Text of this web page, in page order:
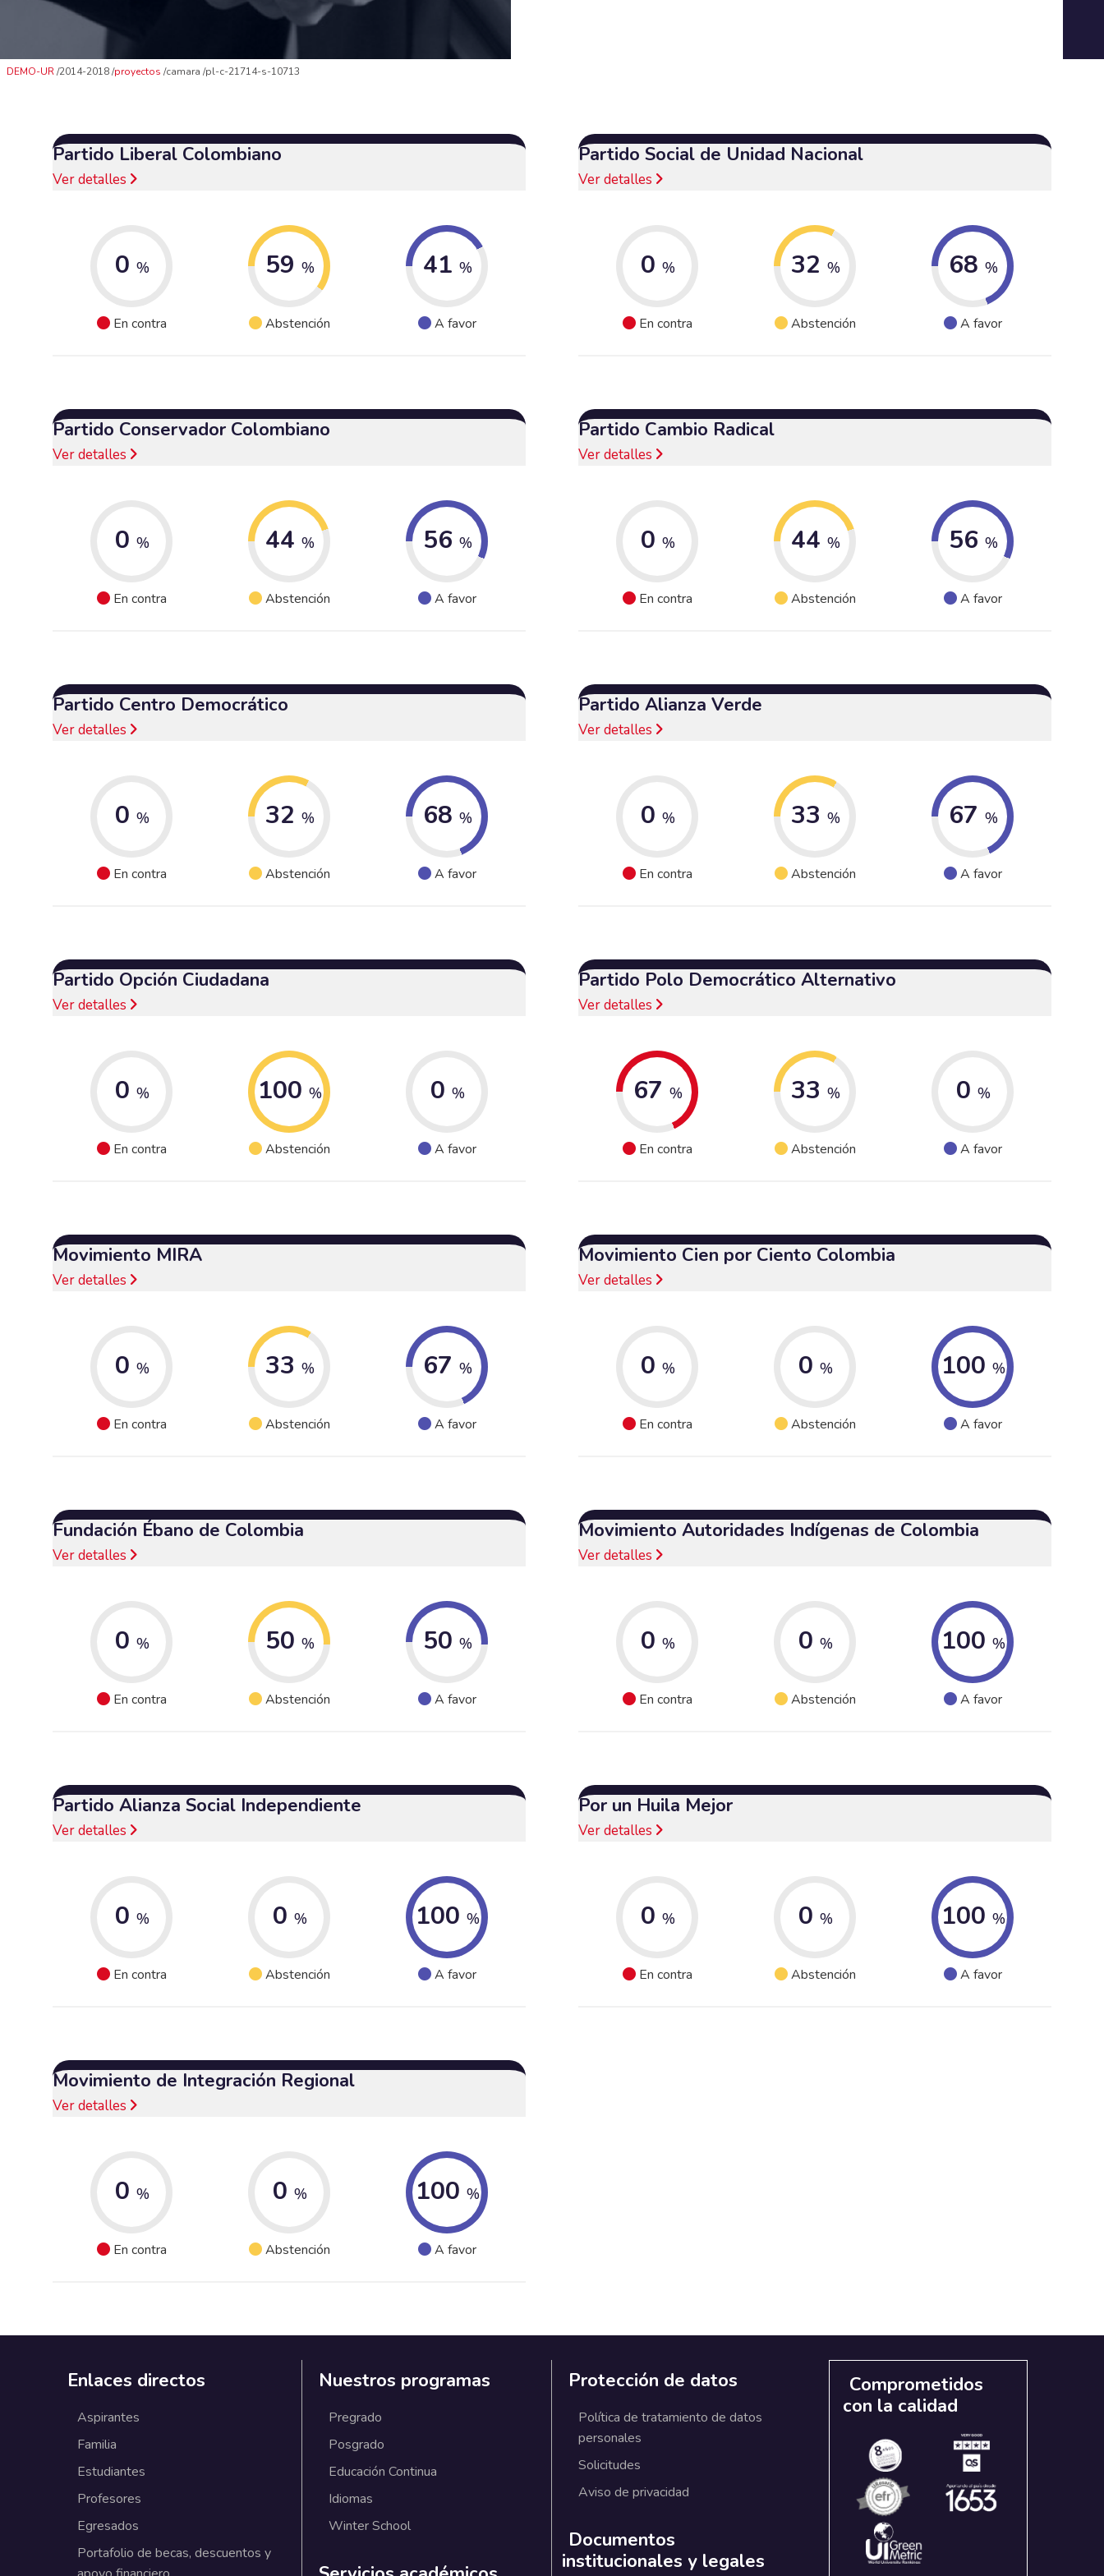
DEMO-UR 2014-2018 proyectos camara pl-c-21714-s-10713
Partido Liberal Colombiano
Ver detalles
0 %
En contra
59 %
Abstención
41 %
A favor
Partido Social de Unidad Nacional
Ver detalles
0 %
En contra
32 %
Abstención
68 %
A favor
Partido Conservador Colombiano
Ver detalles
0 %
En contra
44 %
Abstención
56 %
A favor
Partido Cambio Radical
Ver detalles
0 %
En contra
44 %
Abstención
56 %
A favor
Partido Centro Democrático
Ver detalles
0 %
En contra
32 %
Abstención
68 %
A favor
Partido Alianza Verde
Ver detalles
0 %
En contra
33 %
Abstención
67 %
A favor
Partido Opción Ciudadana
Ver detalles
0 %
En contra
100 %
Abstención
0 %
A favor
Partido Polo Democrático Alternativo
Ver detalles
67 %
En contra
33 %
Abstención
0 %
A favor
Movimiento MIRA
Ver detalles
0 %
En contra
33 %
Abstención
67 %
A favor
Movimiento Cien por Ciento Colombia
Ver detalles
0 %
En contra
0 %
Abstención
100 %
A favor
Fundación Ébano de Colombia
Ver detalles
0 %
En contra
50 %
Abstención
50 %
A favor
Movimiento Autoridades Indígenas de Colombia
Ver detalles
0 %
En contra
0 %
Abstención
100 %
A favor
Partido Alianza Social Independiente
Ver detalles
0 %
En contra
0 %
Abstención
100 %
A favor
Por un Huila Mejor
Ver detalles
0 %
En contra
0 %
Abstención
100 %
A favor
Movimiento de Integración Regional
Ver detalles
0 %
En contra
0 %
Abstención
100 %
A favor
Enlaces directos
Aspirantes
Familia
Estudiantes
Profesores
Egresados
Portafolio de becas, descuentos y
Nuestros programas
Pregrado
Posgrado
Educación Continua
Idiomas
Winter School
Protección de datos
Política de tratamiento de datos
personales
Solicitudes
Aviso de privacidad
Documentos
institucionales y legales
Comprometidos
con la calidad